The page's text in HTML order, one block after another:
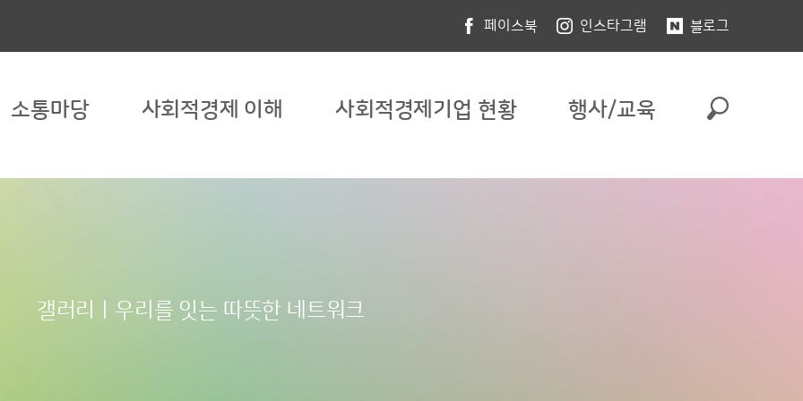
페이스북 인스타그램 블로그
소통마당 사회적경제 이해 사회적경제기업 현황 행사/교육
갤러리ㅣ우리를 잇는 따뜻한 네트워크